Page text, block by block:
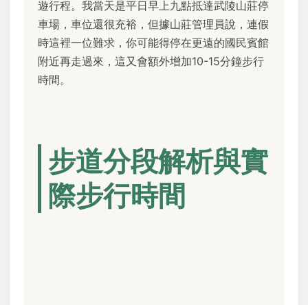
遊行程。我當天是平日早上九點抵達武陵山莊停
車場，車位還很充裕，但據山莊管理員說，連假
時這裡一位難求，你可能得停在更遠的國民賓館
附近再走過來，這又會額外增加10-15分鐘步行
時間。
步道分段解析與實
際步行時間